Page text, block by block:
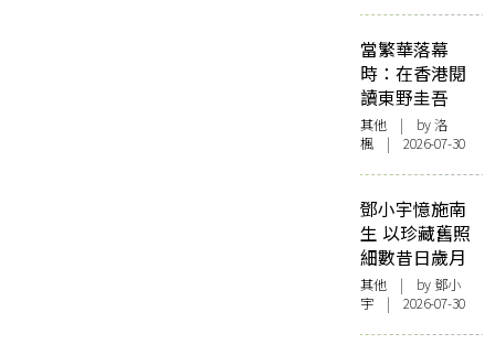
當繁華落幕
時：在香港閱
讀東野圭吾
其他 | by洛
楓 | 2026-07-30
鄧小宇憶施南
生 以珍藏舊照
細數昔日歲月
其他 | by 鄧小
宇 | 2026-07-30